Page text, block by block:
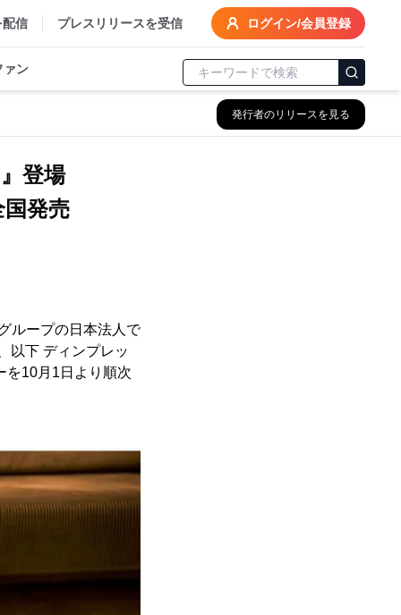
配信 プレスリリースを受信 ログイン/会員登録
ァン
発行者のリリースを見る
』登場
発売
ループの日本法人で
以下 ディンプレッ
を10月1日より順次